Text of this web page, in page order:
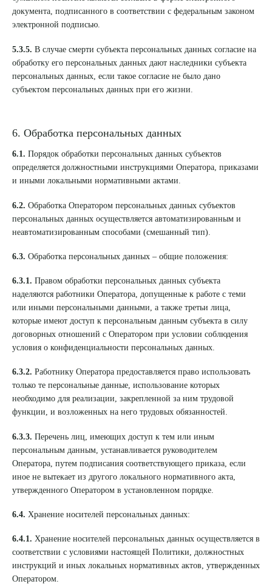
документа, подписанного в соответствии с федеральным законом
электронной подписью.
5.3.5. В случае смерти субъекта персональных данных согласие на
обработку его персональных данных дают наследники субъекта
персональных данных, если такое согласие не было дано
субъектом персональных данных при его жизни.
6. Обработка персональных данных
6.1. Порядок обработки персональных данных субъектов
определяется должностными инструкциями Оператора, приказами
и иными локальными нормативными актами.
6.2. Обработка Оператором персональных данных субъектов
персональных данных осуществляется автоматизированным и
неавтоматизированным способами (смешанный тип).
6.3. Обработка персональных данных – общие положения:
6.3.1. Правом обработки персональных данных субъекта
наделяются работники Оператора, допущенные к работе с теми
или иными персональными данными, а также третьи лица,
которые имеют доступ к персональным данным субъекта в силу
договорных отношений с Оператором при условии соблюдения
условия о конфиденциальности персональных данных.
6.3.2. Работнику Оператора предоставляется право использовать
только те персональные данные, использование которых
необходимо для реализации, закрепленной за ним трудовой
функции, и возложенных на него трудовых обязанностей.
6.3.3. Перечень лиц, имеющих доступ к тем или иным
персональным данным, устанавливается руководителем
Оператора, путем подписания соответствующего приказа, если
иное не вытекает из другого локального нормативного акта,
утвержденного Оператором в установленном порядке.
6.4. Хранение носителей персональных данных:
6.4.1. Хранение носителей персональных данных осуществляется в
соответствии с условиями настоящей Политики, должностных
инструкций и иных локальных нормативных актов, утвержденных
Оператором.
ОТПРАВИТЬ
обработку персональных данных